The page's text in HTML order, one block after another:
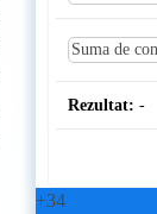
Rezultat: -
+34